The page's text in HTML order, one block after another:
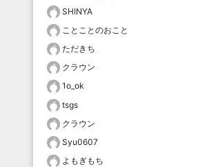
SHINYA
ことことのおこと
ただきち
クラウン
1o_ok
tsgs
クラウン
Syu0607
よもぎもち